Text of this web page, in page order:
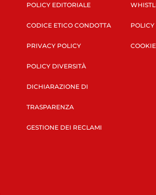
POLICY EDITORIALE
CODICE ETICO CONDOTTA
PRIVACY POLICY
POLICY DIVERSITÀ
DICHIARAZIONE DI
TRASPARENZA
GESTIONE DEI RECLAMI
POLICY